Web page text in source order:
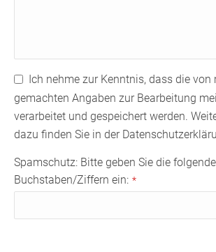
Ich nehme zur Kenntnis, dass die
gemachten Angaben zur Bearbeitung
verarbeitet und gespeichert werden.
dazu finden Sie in der
Spamschutz: Bitte geben Sie die
Buchstaben/Ziffern ein: *